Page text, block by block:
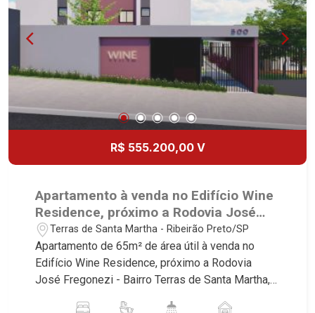
R$ 555.200,00 V
Apartamento à venda no Edifício Wine
Residence, próximo a Rodovia José
Fregonezi - Ribeirão Preto/SP.
Terras de Santa Martha - Ribeirão Preto/SP
Apartamento de 65m² de área útil à venda no
Edifício Wine Residence, próximo a Rodovia
José Fregonezi - Bairro Terras de Santa Martha,